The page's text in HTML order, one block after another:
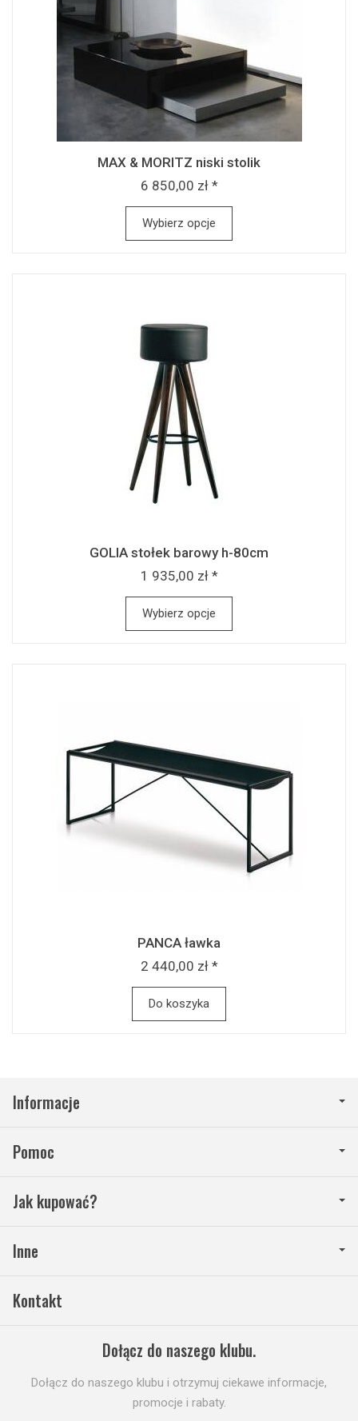
MAX & MORITZ niski stolik
6 850,00 zł *
Wybierz opcje
GOLIA stołek barowy h-80cm
1 935,00 zł *
Wybierz opcje
PANCA ławka
2 440,00 zł *
Do koszyka
Informacje
Pomoc
Jak kupować?
Inne
Kontakt
Dołącz do naszego klubu.
Dołącz do naszego klubu i otrzymuj ciekawe informacje,
promocje i rabaty.